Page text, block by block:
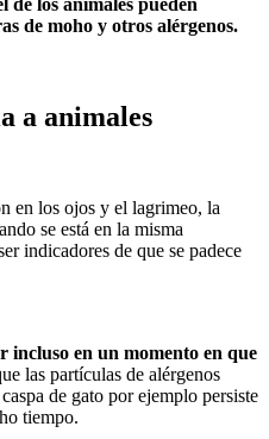
de moho y otros alérgenos.
a animales
en los ojos y el lagrimeo, la
se está en la misma
indicadores de que se padece
incluso en un momento en que
las partículas de alérgenos
de gato por ejemplo persiste
tiempo.